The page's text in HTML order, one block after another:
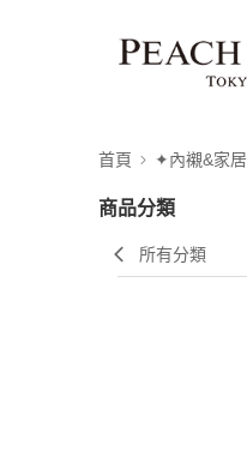
首頁 ✦內襯&家
商品分類
所有分類